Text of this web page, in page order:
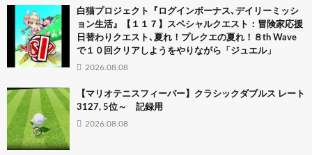
白猫プロジェクト『ログインボーナス､デイリーミッシ
ョン生活』【１１７】スペシャルクエスト：冒険家応援
日替わりクエスト､夏れ！プレクエの夏れ！８th Wave
で１０回クリアしようをやりながら「ジュエル」
2026.08.08
【マリオテニスフィーバー】クラシックダブルス レート
3127, 5位～ 記録用
2026.08.08